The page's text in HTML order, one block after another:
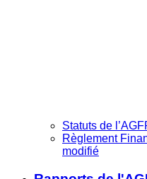
Statuts de
Règlement
modifié